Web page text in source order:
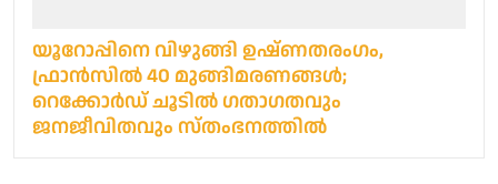
യൂറോപ്പിനെ വിഴുങ്ങി ഉഷ്ണതരംഗം,
ഫ്രാൻസിൽ 40 മുങ്ങിമരണങ്ങൾ;
റെക്കോർഡ് ചൂടിൽ ഗതാഗതവും
ജനജീവിതവും സ്തംഭനത്തിൽ